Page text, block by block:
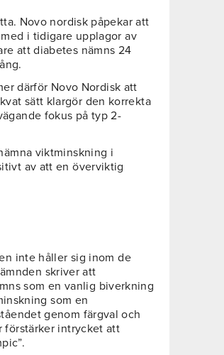
Novo nordisk påpekar att
i tidigare upplagor av
att diabetes nämns 24
därför Novo Nordisk att
sätt klargör den korrekta
fokus på typ 2-
viktminskning i
av att en överviktig
inte håller sig inom de
skriver att
som en vanlig biverkning
som en
genom färgval och
förstärker intrycket att